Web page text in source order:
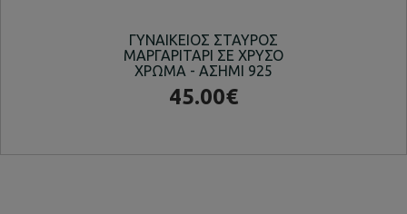
ΓΥΝΑΙΚΕΙΟΣ ΣΤΑΥΡΟΣ
ΜΑΡΓΑΡΙΤΑΡΙ ΣΕ ΧΡΥΣΟ
ΧΡΩΜΑ - ΑΣΗΜΙ 925
45.00€